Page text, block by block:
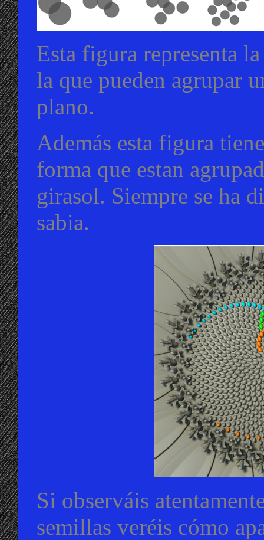
Esta figura representa
la que pueden agrupar
plano.
Además esta figura
forma que estan
girasol. Siempre se ha
sabia.
Si observáis
semillas veréis cómo